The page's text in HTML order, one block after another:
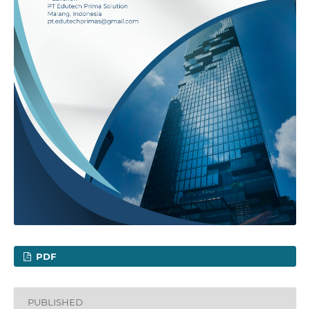
PDF
PUBLISHED